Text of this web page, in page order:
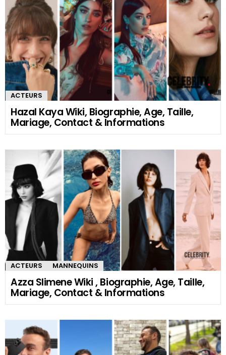
ACTEURS
Hazal Kaya Wiki, Biographie, Age, Taille,
Mariage, Contact & Informations
ACTEURS MANNEQUINS
Azza Slimene Wiki , Biographie, Age, Taille,
Mariage, Contact & Informations